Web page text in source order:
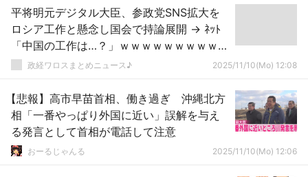
平将明元デジタル大臣、参政党SNS拡大を
ロシア工作と懸念し国会で持論展開 → ﾈｯﾄ
「中国の工作は…？」ｗｗｗｗｗｗｗｗｗｗ
ｗｗｗｗｗｗｗｗｗｗｗｗｗｗ
政経ワロスまとめニュース♪ 2025/11/10(Mo) 12:08
【悲報】高市早苗首相、働き過ぎ 沖縄北方
相「一番やっぱり外国に近い」誤解を与え
る発言として首相が電話して注意
おーるじゃんる 2025/11/10(Mo) 12:06